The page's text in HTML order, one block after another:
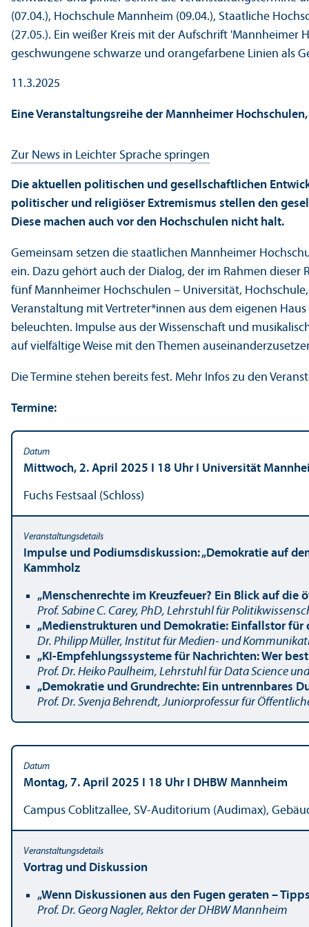
11.3.2025
Eine Veranstaltungs­reihe der Mannheimer
Zur News in Leichter Sprache springen
Die aktuellen politischen und gesellschaft­lichen
politischer und religiöser Extremismus stellen den
Diese machen auch vor den Hochschulen nicht halt.
Gemeinsam setzen die staatlichen Mannheimer
ein. Dazu gehört auch der Dialog, der im Rahmen dieser
fünf Mannheimer Hochschulen – Universität,
Veranstaltung mit Vertreter*innen aus dem eigenen
beleuchten. Impulse aus der Wissenschaft und
auf vielfältige Weise mit den Themen
Die Termine stehen bereits fest. Mehr Infos zu den
Termine:
Mittwoch, 2. April 2025 I 18 Uhr I Universität
Fuchs Festsaal (Schloss)
Impulse und Podiumsdiskussion: „Demokratie auf
Kammholz
„Menschenrechte im Kreuzfeuer? Ein Blick auf
Prof. Sabine C. Carey, PhD, Lehr­stuhl für
„Medienstrukturen und Demokratie: Einfallstor für
Dr. Philipp Müller, Institut für Medien- und
„KI-Empfehlungs­systeme für Nachrichten: Wer
Prof. Dr. Heiko Paulheim, Lehr­stuhl für Data Science
„Demokratie und Grundrechte: Ein untrennbares
Prof. Dr. Svenja Behrendt, Junior­professur für
Montag, 7. April 2025 I 18 Uhr I DHBW Mannheim
Campus Coblitzallee, SV-Auditorium (Audimax),
Vortrag und Diskussion
„Wenn Diskussionen aus den Fugen geraten –
Prof. Dr. Georg Nagler, Rektor der DHBW Mannheim